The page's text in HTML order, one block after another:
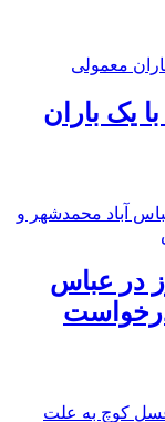
یک باران
در عباس